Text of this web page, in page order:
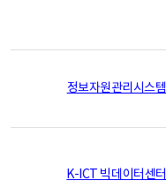
정보자원관리시스템
K-ICT 빅데이터센터